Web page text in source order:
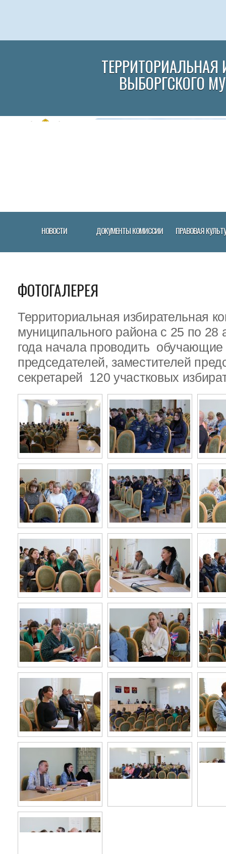
ВЫБОРГСКОГО
НОВОСТИ ДОКУМЕНТЫ КОМИССИИ ПРАВОВАЯ
ФОТОГАЛЕРЕЯ
Территориальная избирательная
муниципального района с 25 по 28
года начала проводить
председателей, заместителей
секретарей 120 участковых